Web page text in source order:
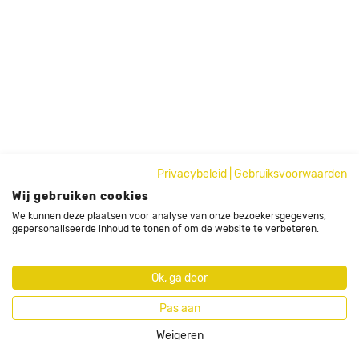
Privacybeleid
Gebruiksvoorwaarden
Wij gebruiken cookies
We kunnen deze plaatsen voor analyse van onze bezoekersgegevens,
gepersonaliseerde inhoud te tonen of om de website te verbeteren.
Ok, ga door
Pas aan
Weigeren